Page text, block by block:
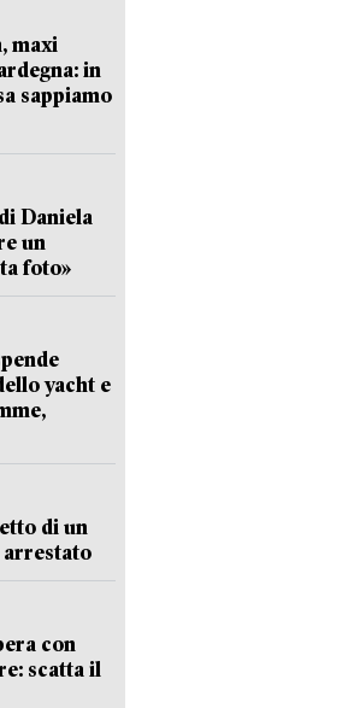
maxi
in
sappiamo
Daniela
un
foto»
yacht e
di un
arrestato
con
scatta il